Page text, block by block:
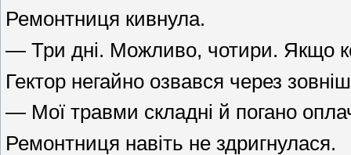
Ремонтниця кивнула.
— Три дні. Можливо, чотири. Якщо
Гектор негайно озвався через
— Мої травми складні й погано
Ремонтниця навіть не здригнулася.